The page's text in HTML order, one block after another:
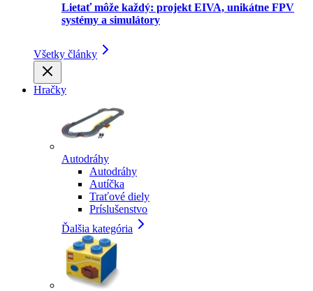
Lietať môže každý: projekt EIVA, unikátne FPV
systémy a simulátory
Všetky články
Hračky
Autodráhy
Autodráhy
Autíčka
Traťové diely
Príslušenstvo
Ďalšia kategória